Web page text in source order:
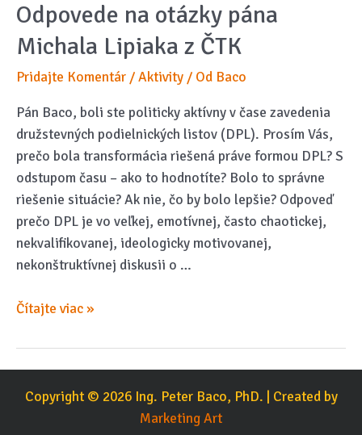
Odpovede na otázky pána
Michala Lipiaka z ČTK
Pridajte Komentár /Aktivity / Od Baco
Pán Baco, boli ste politicky aktívny v čase zavedenia
družstevných podielnických listov (DPL). Prosím Vás,
prečo bola transformácia riešená práve formou DPL? S
odstupom času – ako to hodnotíte? Bolo to správne
riešenie situácie? Ak nie, čo by bolo lepšie? Odpoveď
prečo DPL je vo veľkej, emotívnej, často chaotickej,
nekvalifikovanej, ideologicky motivovanej,
nekonštruktívnej diskusii o …
Odpovede
otázky
pána
Michala
Čítajte viac »
Copyright © 2026 Ing. Peter Baco, PhD. | Created by
Marketing Art